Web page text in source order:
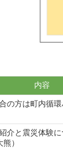
内容
の方は町内循
介と震災体験
熊）